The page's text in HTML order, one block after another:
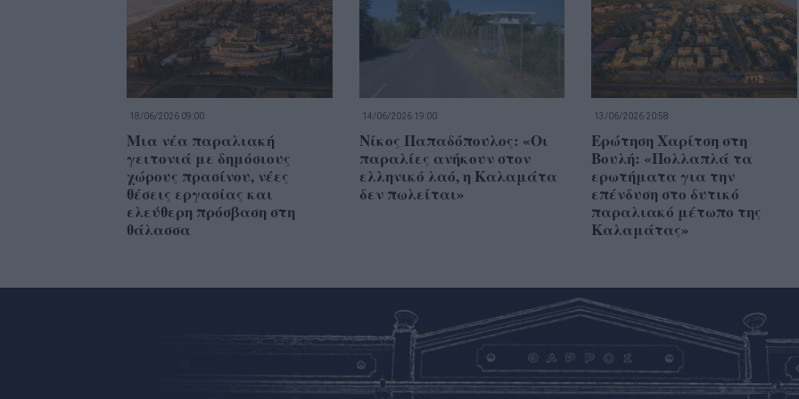
18/06/2026 09:00
Μια νέα παραλιακή
γειτονιά με δημόσιους
χώρους πρασίνου, νέες
θέσεις εργασίας και
ελεύθερη πρόσβαση στη
θάλασσα
14/06/2026 19:00
Νίκος Παπαδόπουλος: «Οι
παραλίες ανήκουν στον
ελληνικό λαό, η Καλαμάτα
δεν πωλείται»
13/06/2026 20:58
Ερώτηση Χαρίτση στη
Βουλή: «Πολλαπλά τα
ερωτήματα για την
επένδυση στο δυτικό
παραλιακό μέτωπο της
Καλαμάτας»